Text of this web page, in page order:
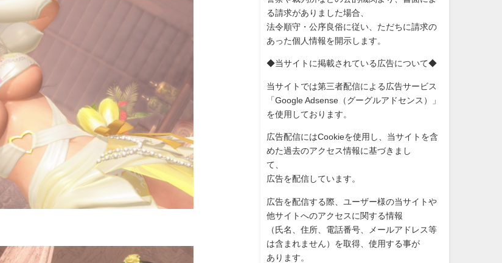
る請求がありました場合、
法令順守・公序良俗に従い、ただちに請求の
あった個人情報を開示します。
◆当サイトに掲載されている広告について◆
当サイトでは第三者配信による広告サービス
「Google Adsense（グーグルアドセンス）」
を使用しております。
広告配信にはCookieを使用し、当サイトを含
めた過去のアクセス情報に基づきまし
て、
広告を配信しています。
広告を配信する際、ユーザー様の当サイトや
他サイトへのアクセスに関する情報
（氏名、住所、電話番号、メールアドレス等
は含まれません）を取得、使用する事が
あります。